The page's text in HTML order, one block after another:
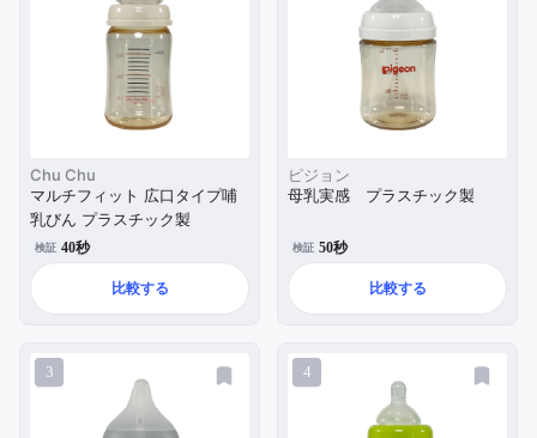
Chu Chu
マルチフィット 広口タイプ哺
乳びん プラスチック製
検証 40秒
比較する
ピジョン
母乳実感 プラスチック製
検証 50秒
比較する
3 4